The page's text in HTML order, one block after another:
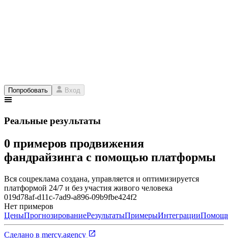
Попробовать Вход
Реальные результаты
0 примеров продвижения
фандрайзинга с помощью платформы
Вся соцреклама создана, управляется и оптимизируется
платформой 24/7 и без участия живого человека
019d78af-d11c-7ad9-a896-09b9fbe424f2
Нет примеров
ЦеныПрогнозированиеРезультатыПримерыИнтеграции
Сделано в mercy.agency